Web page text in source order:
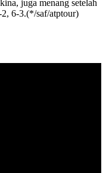
juga menang setelah
6-3.(*/saf/atptour)